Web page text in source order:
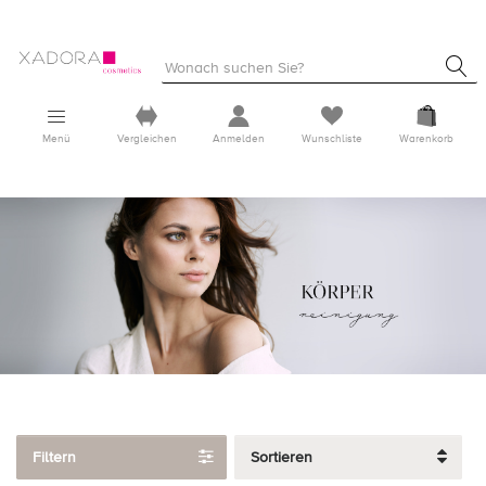
Menü Vergleichen Anmelden Wunschliste Warenkorb
Filtern Sortieren